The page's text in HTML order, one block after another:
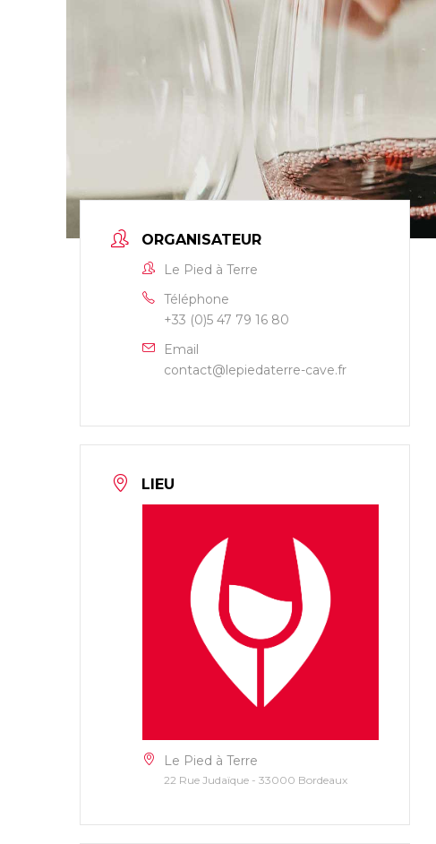
ORGANISATEUR
Le Pied à Terre
Téléphone
+33 (0)5 47 79 16 80
Email
contact@lepiedaterre-cave.fr
LIEU
Le Pied à Terre
22 Rue Judaïque - 33000 Bordeaux